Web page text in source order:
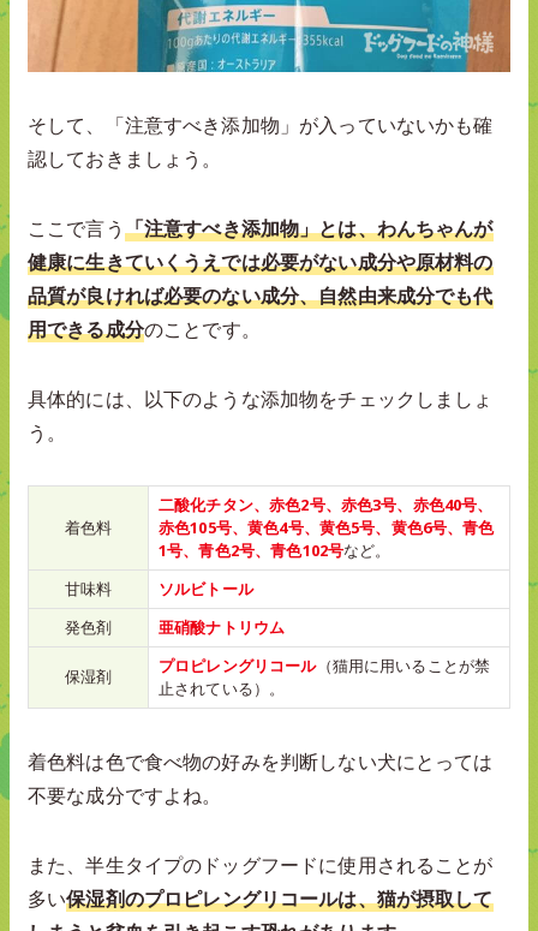
そして、「注意すべき添加物」が入っていないかも確
認しておきましょう。
ここで言う「注意すべき添加物」とは、わんちゃんが
健康に生きていくうえでは必要がない成分や原材料の
品質が良ければ必要のない成分、自然由来成分でも代
用できる成分のことです。
具体的には、以下のような添加物をチェックしましょ
う。
着色料
二酸化チタン、赤色2号、赤色3号、赤色40号、
赤色105号、黄色4号、黄色5号、黄色6号、青色
1号、青色2号、青色102号など。
甘味料
ソルビトール
発色剤
亜硝酸ナトリウム
保湿剤 プロピレングリコール（猫用に用いることが禁
止されている）。
着色料は色で食べ物の好みを判断しない犬にとっては
不要な成分ですよね。
また、半生タイプのドッグフードに使用されることが
多い保湿剤のプロピレングリコールは、猫が摂取して